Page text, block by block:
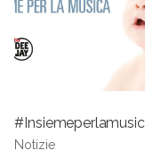
Notizie